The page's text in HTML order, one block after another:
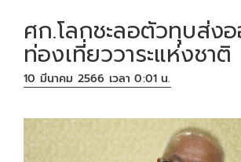
ศก.โลกชะลอตัวทุบส่ง
ท่องเที่ยววาระแห่งชาติ
10 มีนาคม 2566 เวลา 0:01 น.